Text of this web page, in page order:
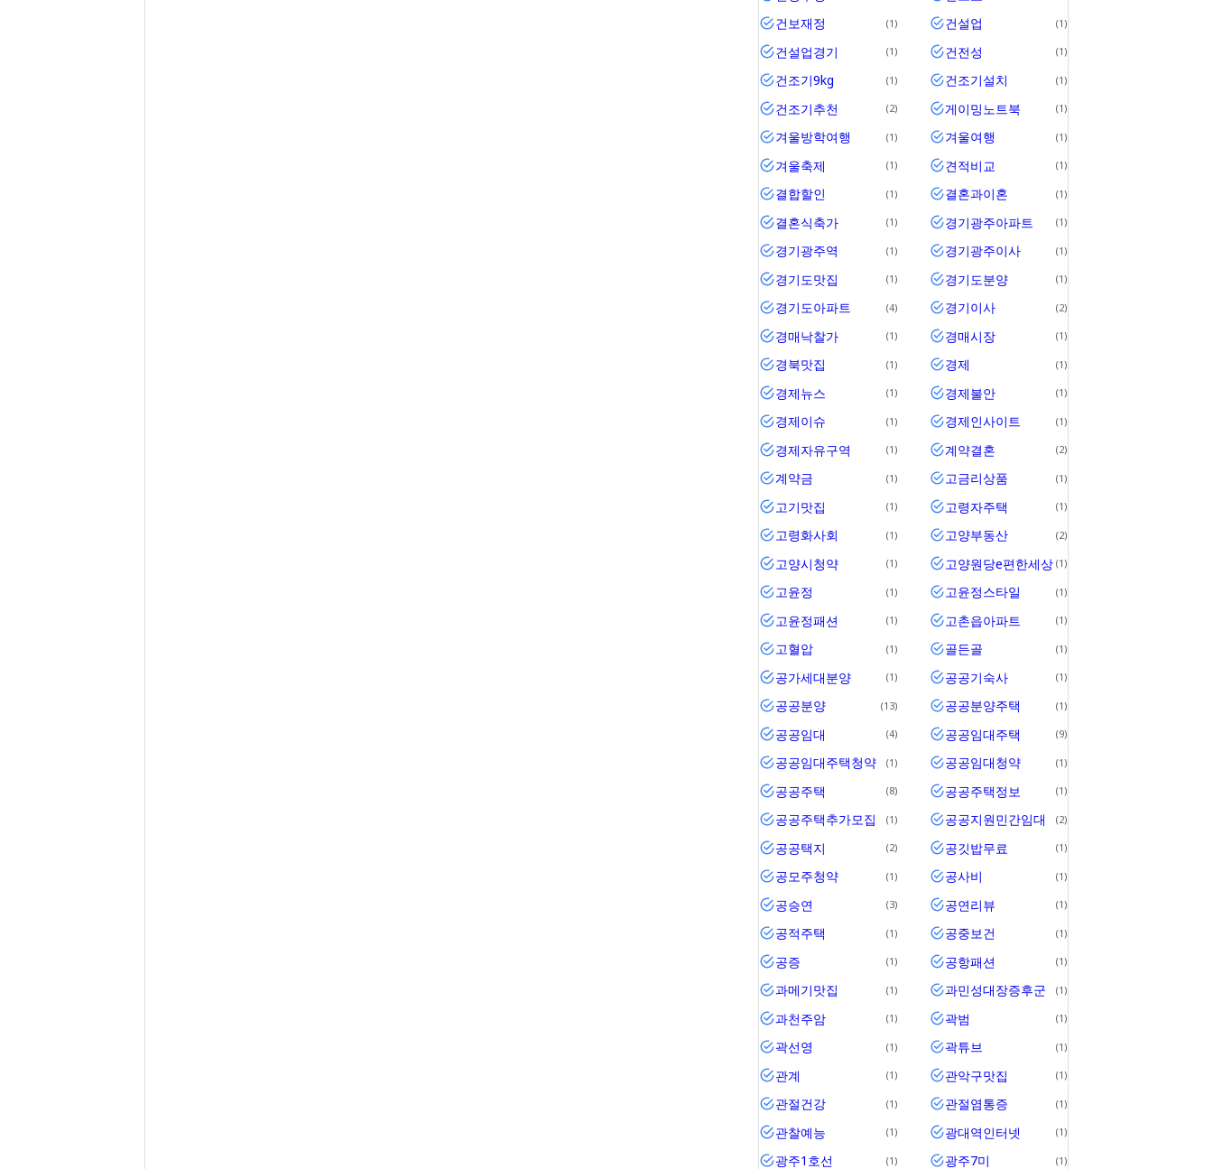
건보재정 1 건설업 1
건설업경기 1 건전성 1
건조기9kg 1 건조기설치 1
건조기추천 2 게이밍노트북 1
겨울방학여행 1 겨울여행 1
겨울축제 1 견적비교 1
결합할인 1 결혼과이혼 1
결혼식축가 1 경기광주아파트 1
경기광주역 1 경기광주이사 1
경기도맛집 1 경기도분양 1
경기도아파트 4 경기이사 2
경매낙찰가 1 경매시장 1
경북맛집 1 경제 1
경제뉴스 1 경제불안 1
경제이슈 1 경제인사이트 1
경제자유구역 1 계약결혼 2
계약금 1 고금리상품 1
고기맛집 1 고령자주택 1
고령화사회 1 고양부동산 2
고양시청약 1 고양원당e편한세상 1
고윤정 1 고윤정스타일 1
고윤정패션 1 고촌읍아파트 1
고혈압 1 골든골 1
공가세대분양 1 공공기숙사 1
공공분양 13 공공분양주택 1
공공임대 4 공공임대주택 9
공공임대주택청약 1 공공임대청약 1
공공주택 8 공공주택정보 1
공공주택추가모집 1 공공지원민간임대 2
공공택지 2 공깃밥무료 1
공모주청약 1 공사비 1
공승연 3 공연리뷰 1
공적주택 1 공중보건 1
공증 1 공항패션 1
과메기맛집 1 과민성대장증후군 1
과천주암 1 곽범 1
곽선영 1 곽튜브 1
관계 1 관악구맛집 1
관절건강 1 관절염통증 1
관찰예능 1 광대역인터넷 1
광주1호선 1 광주7미 1